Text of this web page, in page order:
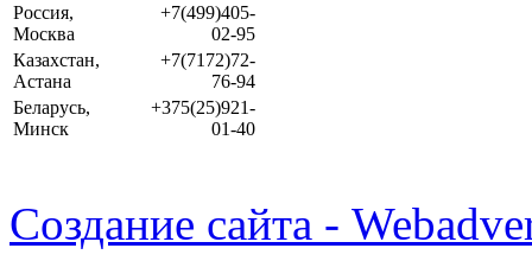
Россия,
Москва
+7(499)405-
02-95
Казахстан,
Астана
+7(7172)72-
76-94
Беларусь,
Минск
+375(25)921-
01-40
Создание сайта -